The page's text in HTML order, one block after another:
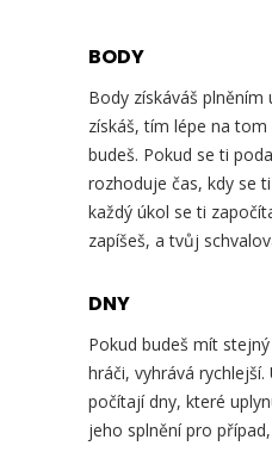
BODY
Body získáváš plněním
získáš, tím lépe na
budeš. Pokud se ti
rozhoduje čas, kdy se
každý úkol se ti
zapíšeš, a tvůj
DNY
Pokud budeš mít
hráči, vyhrává
počítají dny, které
jeho splnění pro